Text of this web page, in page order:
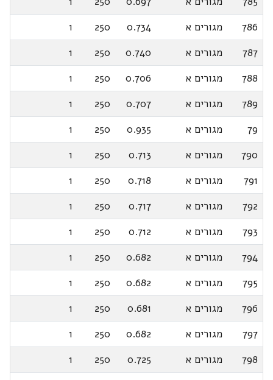
786
מגורים א 0.734
250
1
787
מגורים א 0.740
250
1
788
מגורים א 0.706
250
1
789
מגורים א 0.707
250
1
79
מגורים א 0.935
250
1
790
מגורים א 0.713
250
1
791
מגורים א 0.718
250
1
792
מגורים א 0.717
250
1
793
מגורים א 0.712
250
1
794
מגורים א 0.682
250
1
795
מגורים א 0.682
250
1
796
מגורים א 0.681
250
1
797
מגורים א 0.682
250
1
798
מגורים א 0.725
250
1